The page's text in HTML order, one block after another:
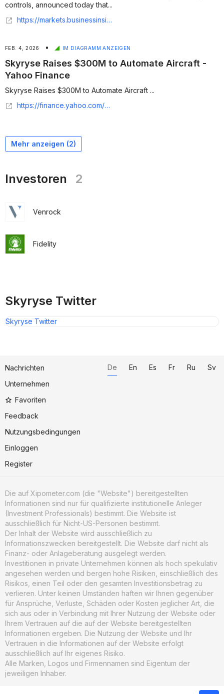
controls, announced today that...
https://markets.businessinsider.com/news/stocks/skyryse-achieves-1-15b-valuation-raises-over-300m-series-c-to-advance-certification-and-scaling-of-its-universal-operating-system-for-flight-skyos-1035779884
FEB. 4, 2026 • IM DIAGRAMM ANZEIGEN
Skyryse Raises $300M to Automate Aircraft -
Yahoo Finance
Skyryse Raises $300M to Automate Aircraft ...
https://finance.yahoo.com/news/skyryse-raises-300m-automate-aircraft-203000643.html
Mehr anzeigen (2)
Investoren 2
Venrock
Fidelity
Skyryse Twitter
Skyryse Twitter
Nachrichten
Unternehmen
Favoriten
Feedback
Nutzungsbedingungen
Einloggen
Register
De En Es Fr Ru Sv
Die auf Xipometer.com (die "Website") bereitgestellten
Informationen sind nur für qualifizierte institutionelle Anleger
(Investment Professionals) bestimmt. Die Website ist
ausschließlich für Nicht-US-Personen bestimmt.
Der Inhalt der Website wird ausschließlich zu
Informationszwecken bereitgestellt. Die Website darf nicht als
Finanz- oder Anlageberatung ausgelegt werden.
Investitionen in private Unternehmen können als hoch spekulativ
angesehen werden und bergen hohe Risiken, einschließlich des
Risikos, einen Teil oder den gesamten Investitionsbetrag zu
verlieren. Unter keinen Umständen haften wir Ihnen gegenüber
für Ansprüche, Verluste, Schäden oder Kosten jeglicher Art, die
sich aus oder in Verbindung mit Ihrer Nutzung der Website oder
Ihrem Vertrauen auf die auf der Website bereitgestellten
Informationen ergeben. Die Nutzung der Website und Ihr
Vertrauen in die Informationen auf der Website erfolgt
ausschließlich auf Ihr eigenes Risiko.
Alle Marken, Logos und Firmennamen sind Eigentum der
jeweiligen Inhaber.